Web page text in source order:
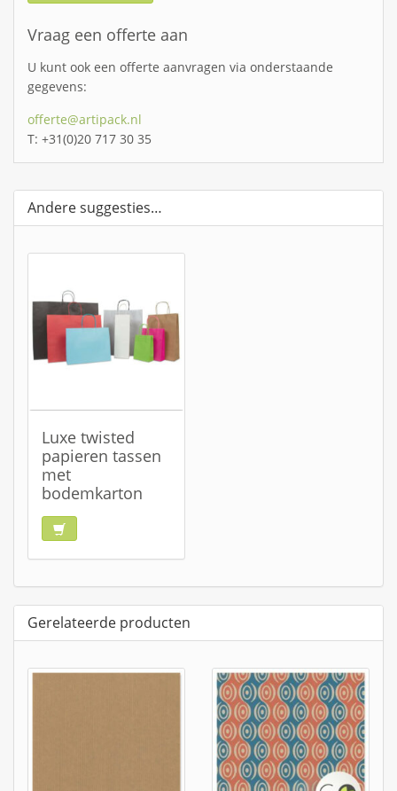
Vraag een offerte aan
U kunt ook een offerte aanvragen via onderstaande
gegevens:
offerte@artipack.nl
T: +31(0)20 717 30 35
Andere suggesties…
Luxe twisted
papieren tassen
met
bodemkarton
Gerelateerde producten